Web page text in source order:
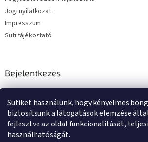
Sütiket használunk, hogy kényelmes
biztosítsunk a látogatások elemzése
fejlesztve az oldal funkcionalitását,
használhatóságát.
Jogi nyilatkozat
Impresszum
Süti tájékoztató
Bejelentkezés
E-mail
Jelszó
BEJELENTKEZÉS